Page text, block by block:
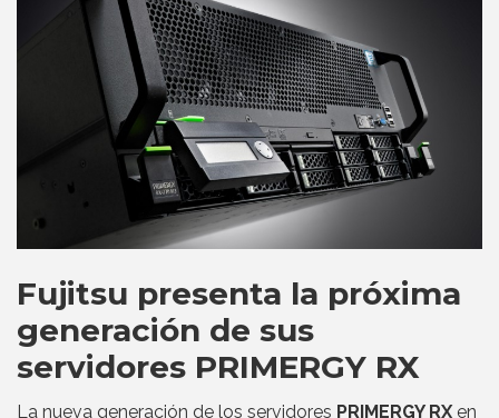
Fujitsu presenta la próxima
generación de sus
servidores PRIMERGY RX
La nueva generación de los servidores PRIMERGY RX en